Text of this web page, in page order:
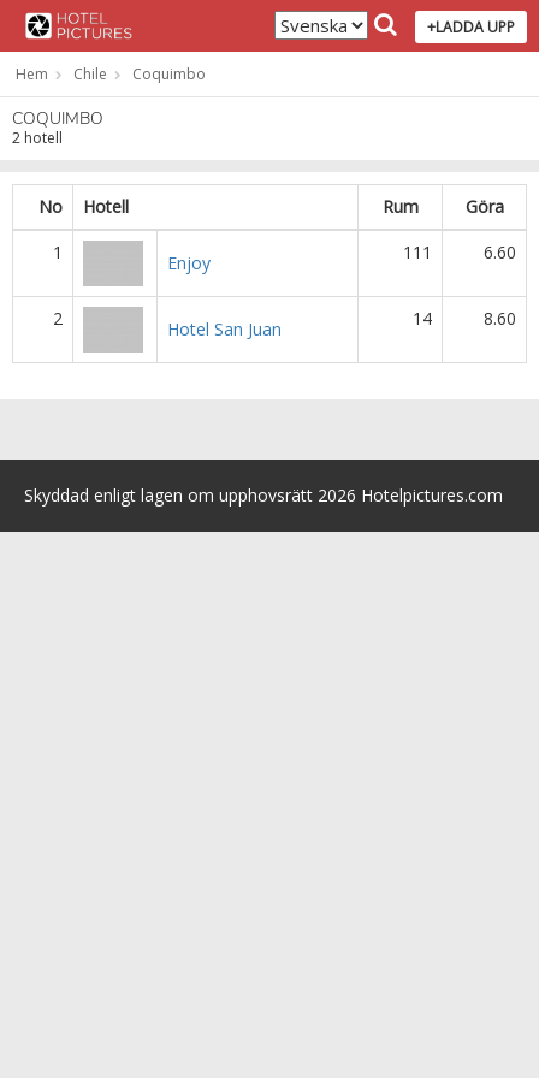
+LADDA UPP
Hem Chile Coquimbo
COQUIMBO
2 hotell
No Hotell Rum
Göra
1
Enjoy 111 6.60
2 Hotel San Juan 14 8.60
Skyddad enligt lagen om upphovsrätt 2026 Hotelpictures.com